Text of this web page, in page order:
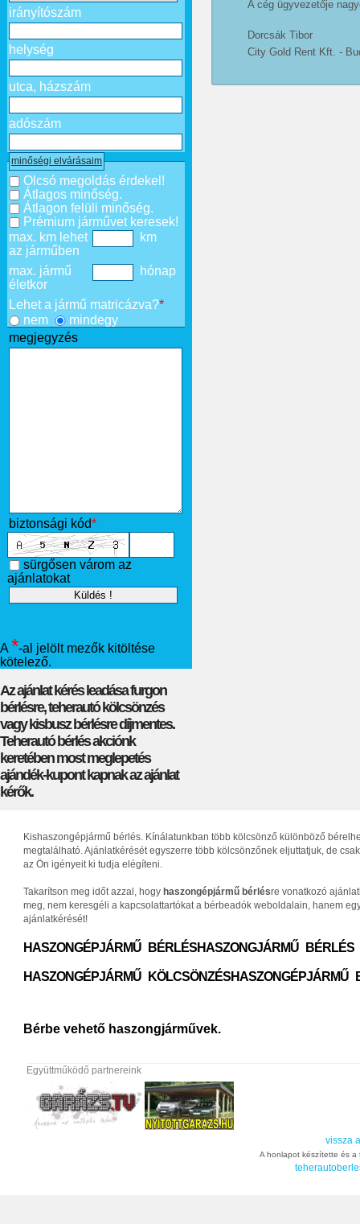
irányítószám
helység
utca, házszám
adószám
minőségi elvárásaim
Olcsó megoldás érdekel!
Átlagos minőség.
Átlagon felüli minőség.
Prémium járművet keresek!
max. km lehet
az járműben
km
max. jármű
életkor
hónap
Lehet a jármű matricázva?*
nem
mindegy
megjegyzés
biztonsági kód*
sürgősen várom az
ajánlatokat
A *-al jelölt mezők kitöltése
kötelező.
Az ajánlat kérés leadása furgon
bérlésre, teherautó kölcsönzés
vagy kisbusz bérlésre díjmentes.
Teherautó bérlés akciónk
keretében most meglepetés
ajándék-kupont kapnak az ajánlat
kérők.
A cég ügyvezetője
Dorcsák Tibor
City Gold Rent Kft. -
Kishaszongépjármű bérlés. Kínálatunkban több kölcsönző különböző
megtalálható. Ajánlatkérését egyszerre több kölcsönzőnek eljuttatjuk, de
az Ön igényeit ki tudja elégíteni.
Takarítson meg időt azzal, hogy haszongépjármű bérlésre vonatkozó
meg, nem keresgéli a kapcsolattartókat a bérbeadók weboldalain, hanem
ajánlatkérését!
HASZONGÉPJÁRMŰ BÉRLÉSHASZONGJÁRMŰ BÉRLÉS
HASZONGÉPJÁRMŰ KÖLCSÖNZÉSHASZONGÉPJÁRMŰ
Bérbe vehető haszongjárművek.
Együttműködő partnereink
vissza
A honlapot készítette és